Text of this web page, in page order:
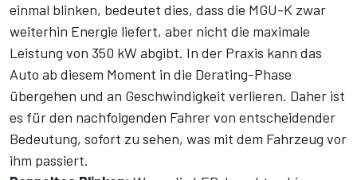
einmal blinken, bedeutet dies, dass die MGU-K zwar
weiterhin Energie liefert, aber nicht die maximale
Leistung von 350 kW abgibt. In der Praxis kann das
Auto ab diesem Moment in die Derating-Phase
übergehen und an Geschwindigkeit verlieren. Daher ist
es für den nachfolgenden Fahrer von entscheidender
Bedeutung, sofort zu sehen, was mit dem Fahrzeug vor
ihm passiert.